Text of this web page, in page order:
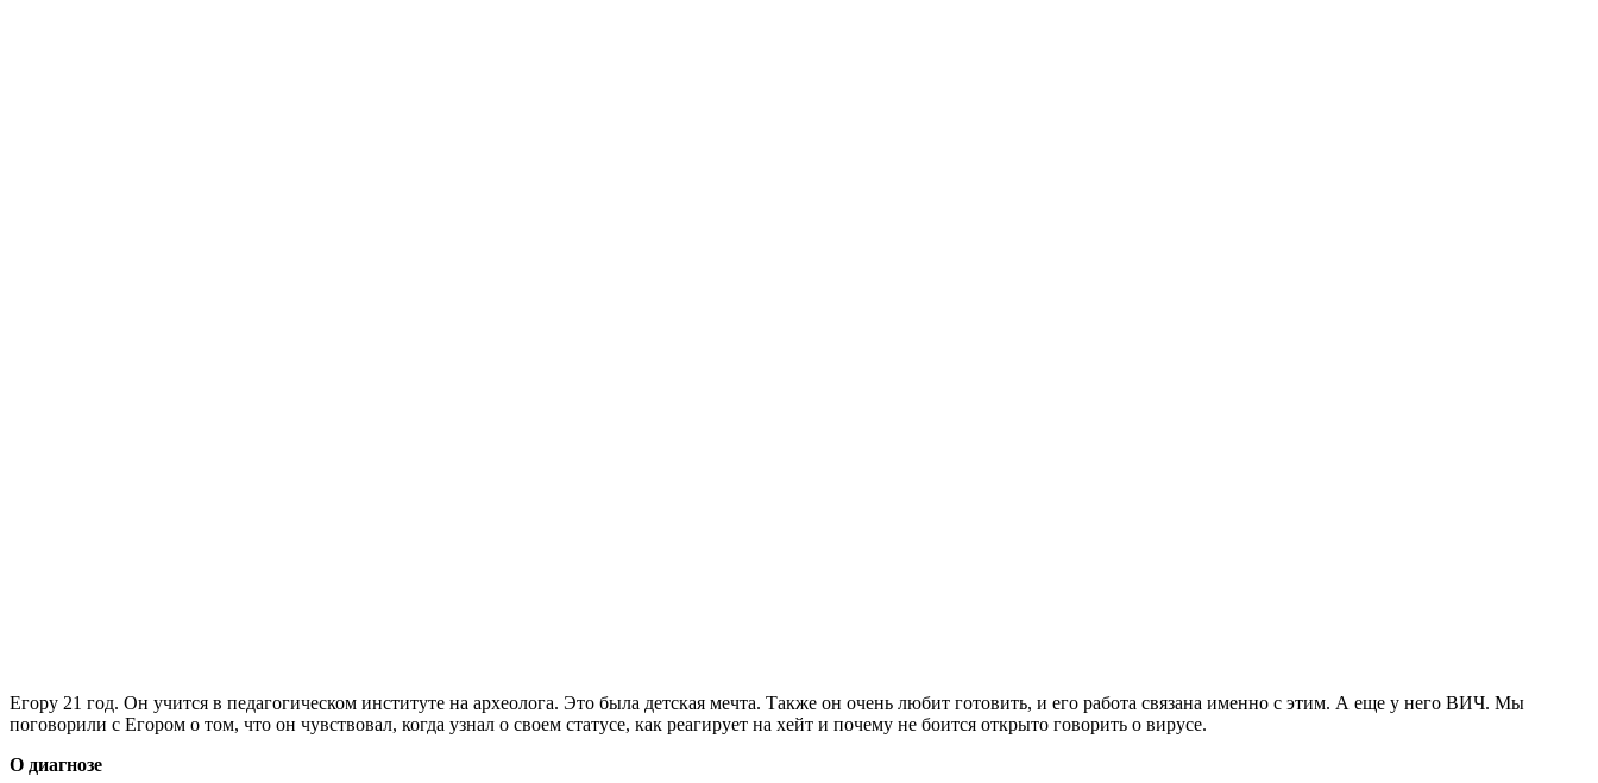
Егору 21 год. Он учится в педагогическом институте на археолога. Это была детская мечта. Также он очень любит готовить, и его работа связана именно с этим. А еще у него ВИЧ. Мы
поговорили с Егором о том, что он чувствовал, когда узнал о своем статусе, как реагирует на хейт и почему не боится открыто говорить о вирусе.
О диагнозе